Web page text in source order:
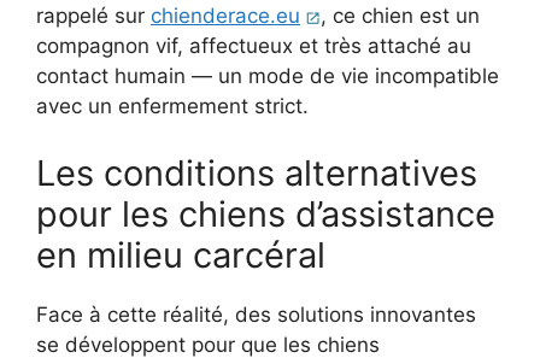
rappelé sur chienderace.eu
, ce chien est un
compagnon vif, affectueux et très attaché au
contact humain — un mode de vie incompatible
avec un enfermement strict.
Les conditions alternatives
pour les chiens d’assistance
en milieu carcéral
Face à cette réalité, des solutions innovantes
se développent pour que les chiens